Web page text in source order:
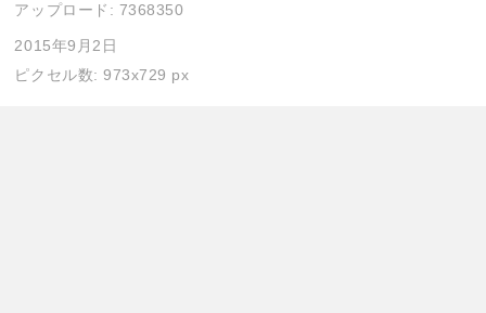
アップロード: 7368350
2015年9月2日
ピクセル数: 973x729 px